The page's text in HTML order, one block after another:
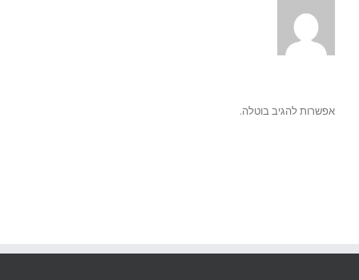
אפשרות להגיב בוטלה.